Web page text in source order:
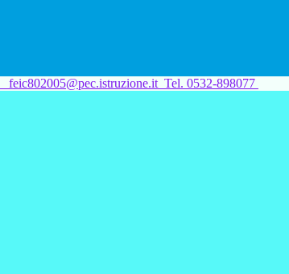
feic802005@pec.istruzione.it Tel. 0532-898077